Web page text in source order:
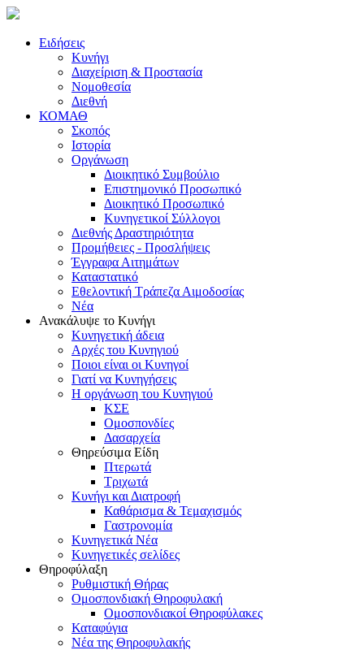
Ειδήσεις
Κυνήγι
Διαχείριση & Προστασία
Νομοθεσία
Διεθνή
ΚΟΜΑΘ
Σκοπός
Ιστορία
Οργάνωση
Διοικητικό Συμβούλιο
Επιστημονικό Προσωπικό
Διοικητικό Προσωπικό
Κυνηγετικοί Σύλλογοι
Διεθνής Δραστηριότητα
Προμήθειες - Προσλήψεις
Έγγραφα Αιτημάτων
Καταστατικό
Εθελοντική Τράπεζα Αιμοδοσίας
Νέα
Ανακάλυψε το Κυνήγι
Κυνηγετική άδεια
Αρχές του Κυνηγιού
Ποιοι είναι οι Κυνηγοί
Γιατί να Κυνηγήσεις
Η οργάνωση του Κυνηγιού
ΚΣΕ
Ομοσπονδίες
Δασαρχεία
Θηρεύσιμα Είδη
Πτερωτά
Τριχωτά
Κυνήγι και Διατροφή
Καθάρισμα & Τεμαχισμός
Γαστρονομία
Κυνηγετικά Νέα
Κυνηγετικές σελίδες
Θηροφύλαξη
Ρυθμιστική Θήρας
Ομοσπονδιακή Θηροφυλακή
Oμοσπονδιακοί Θηροφύλακες
Καταφύγια
Νέα της Θηροφυλακής